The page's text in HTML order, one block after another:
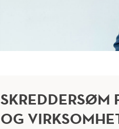
SKREDDERSØM
OG